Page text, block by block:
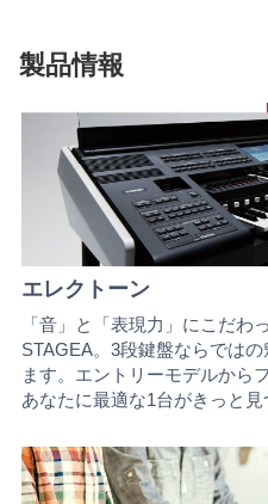
ド
製品情報
エレクトーン
「音」と「表現力」にこだわ
STAGEA。3段鍵盤ならでは
ます。エントリーモデルから
あなたに最適な1台がきっと見